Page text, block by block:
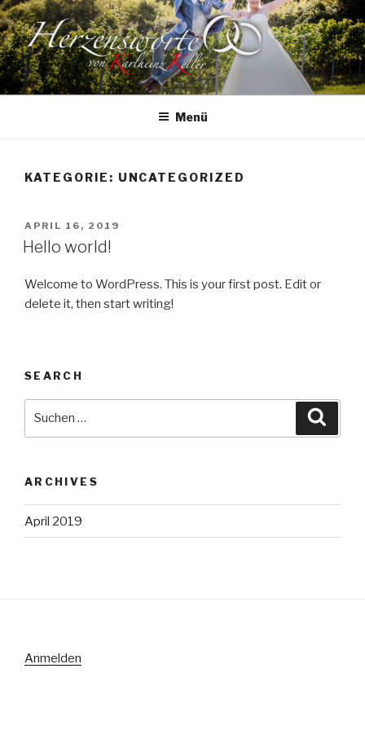
Zum
Inhalt
springen
HERZENSWORTE
von Karlheinz Keller
Menü
KATEGORIE: UNCATEGORIZED
VERÖFFENTLICHT
AM
APRIL 16, 2019
Hello world!
Welcome to WordPress. This is your first post. Edit or
delete it, then start writing!
SEARCH
ARCHIVES
April 2019
Anmelden